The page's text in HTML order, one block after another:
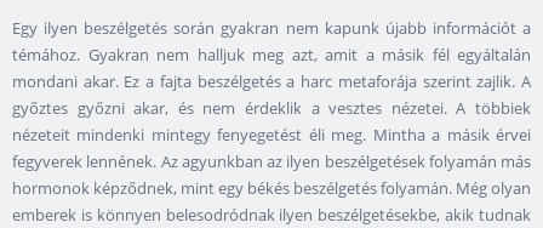
Egy ilyen beszélgetés során gyakran nem kapunk újabb információt a
témához. Gyakran nem halljuk meg azt, amit a másik fél egyáltalán
mondani akar. Ez a fajta beszélgetés a harc metaforája szerint zajlik. A
győztes győzni akar, és nem érdeklik a vesztes nézetei. A többiek
nézeteit mindenki mintegy fenyegetést éli meg. Mintha a másik érvei
fegyverek lennének. Az agyunkban az ilyen beszélgetések folyamán más
hormonok képződnek, mint egy békés beszélgetés folyamán. Még olyan
emberek is könnyen belesodródnak ilyen beszélgetésekbe, akik tudnak